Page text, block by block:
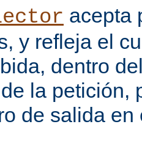
acepta
y refleja el
dentro
la petición,
de salida